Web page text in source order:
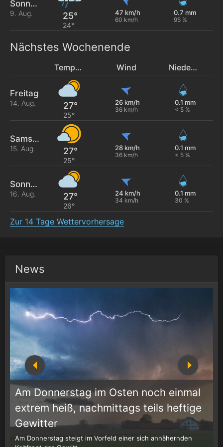
Sonntag
9. Aug. 25°
24°
47 km/h
60 km/h
0.7 mm
95 %
Nächstes Wochenende
Temperatur Wind Niederschlag
Freitag
14. Aug. 27°
25°
26 km/h
36 km/h
0.1 mm
< 5 %
Samstag
15. Aug. 27°
25°
28 km/h
36 km/h
0.1 mm
< 5 %
Sonntag
16. Aug. 27°
26°
24 km/h
34 km/h
0.1 mm
30 %
Zur 14 Tage Wettervorhersage
News
Am Donnerstag im Osten noch einmal
extrem heiß, nachmittags teils heftige
Gewitter
Am Donnerstag steigt im Vorfeld einer sich annähernden